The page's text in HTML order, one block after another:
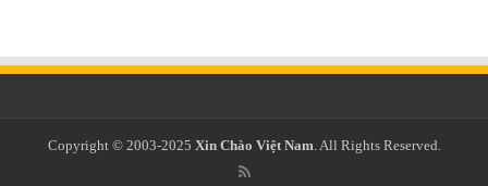
Copyright © 2003-2025 Xin Chào Việt Nam. All Rights Reserved.